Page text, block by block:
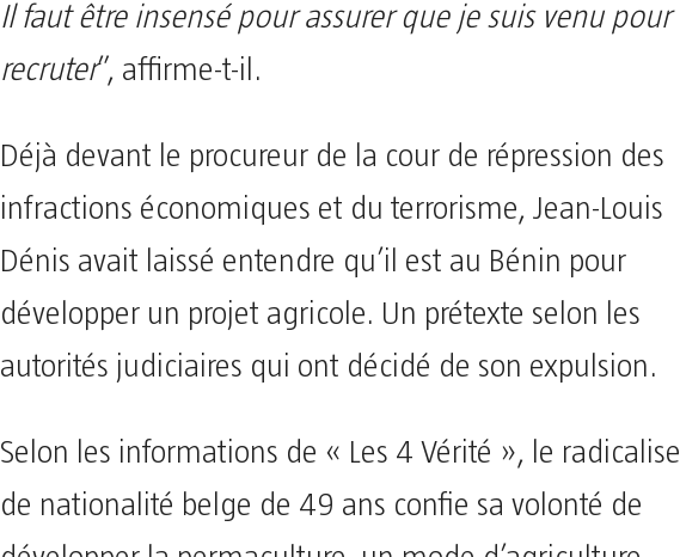
Il faut être insensé pour assurer que je suis venu pour
recruter”, affirme-t-il.
Déjà devant le procureur de la cour de répression des
infractions économiques et du terrorisme, Jean-Louis
Dénis avait laissé entendre qu’il est au Bénin pour
développer un projet agricole. Un prétexte selon les
autorités judiciaires qui ont décidé de son expulsion.
Selon les informations de « Les 4 Vérité », le radicalise
de nationalité belge de 49 ans confie sa volonté de